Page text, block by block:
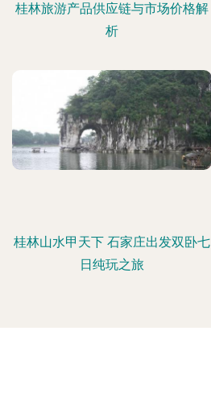
桂林旅游产品供应链与市场价格解
析
桂林山水甲天下 石家庄出发双卧七
日纯玩之旅